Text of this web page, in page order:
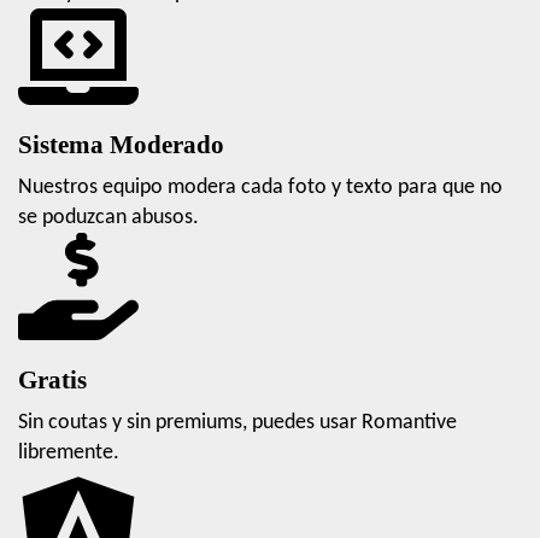
Sistema Moderado
Nuestros equipo modera cada foto y texto para que no
se poduzcan abusos.
Gratis
Sin coutas y sin premiums, puedes usar Romantive
libremente.